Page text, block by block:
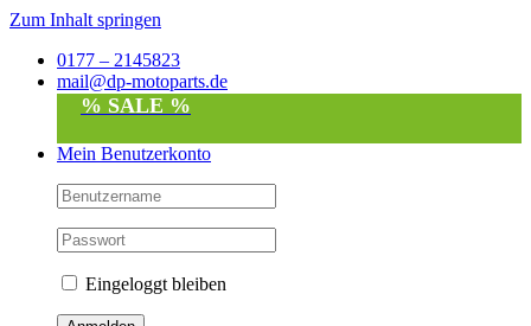
Zum Inhalt springen
0177 – 2145823
mail@dp-motoparts.de
% SALE %
Mein Benutzerkonto
Eingeloggt bleiben